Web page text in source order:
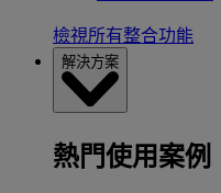
檢視所有整合功能
解決方案
熱門使用案例